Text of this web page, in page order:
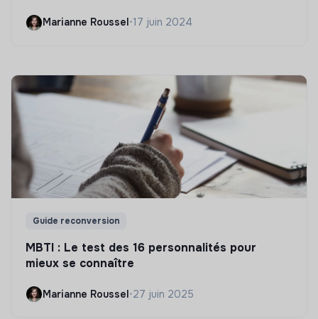
Marianne Roussel•17 juin 2024
Guide reconversion
MBTI : Le test des 16 personnalités pour
mieux se connaître
Marianne Roussel•27 juin 2025